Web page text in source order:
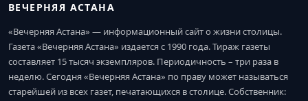
ВЕЧЕРНЯЯ АСТАНА
«Вечерняя Астана» — информационный сайт о жизни столицы.
Газета «Вечерняя Астана» издается с 1990 года. Тираж газеты
составляет 15 тысяч экземпляров. Периодичность – три раза в
неделю. Сегодня «Вечерняя Астана» по праву может называться
старейшей из всех газет, печатающихся в столице. Собственник: